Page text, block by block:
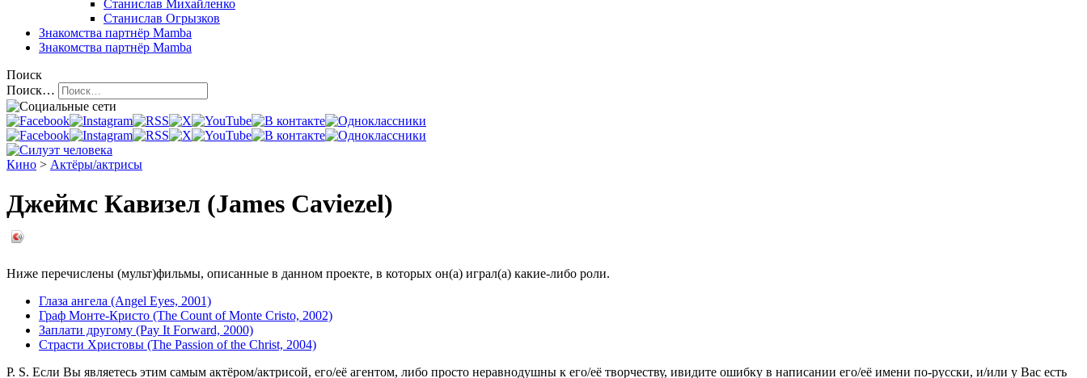
Станислав Михайленко
Станислав Огрызков
Знакомства партнёр Mamba
Знакомства партнёр Mamba
Поиск
Поиск…
Кино > Актёры/актрисы
Джеймс Кавизел (James Caviezel)
Ниже перечислены (мульт)фильмы, описанные в данном проекте, в которых он(а) играл(а) какие-либо роли.
Глаза ангела (Angel Eyes, 2001)
Граф Монте-Кристо (The Count of Monte Cristo, 2002)
Заплати другому (Pay It Forward, 2000)
Страсти Христовы (The Passion of the Christ, 2004)
P. S. Если Вы являетесь этим самым актёром/актрисой, его/её агентом, либо просто неравнодушны к его/её творчеству, ивидите ошибку в написании его/её имени по-русски, и/или у Вас есть